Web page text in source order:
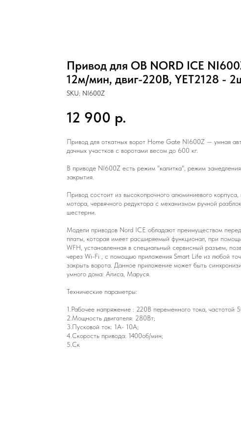
Привод для ОВ NORD ICE
12м/мин, двиг-220В, YET2128 -
SKU: NI600Z
12 900 р.
Привод для откатных ворот Home Gate NI600Z — умная
дачных участков с воротами весом до 600 кг.
В приводе NI600Z есть режим "калитка", режим
закрытия.
Привод состоит из высокопрочного алюминиевого
мотора, червячного редуктора с механизмом ручной
шестерни.
Модели приводов Nord ICE обладают преимуществом
платы, которая имеет расширяемый функционал, при
WFH, установленная в специальный сервисный разъем,
через Wi-Fi , с помощью приложения Smart Life из любой
закрыть ворота. Данное приложение может быть
умного дома: Алиса, Маруся.
Технические параметры:
1.Рабочее напряжение : 220В переменного тока, частотой
2.Мощность двигателя: 280Вт;
3.Пусковой ток: 1А- 10А;
4.Скорость привода: 1400об/мин;
5.Ск